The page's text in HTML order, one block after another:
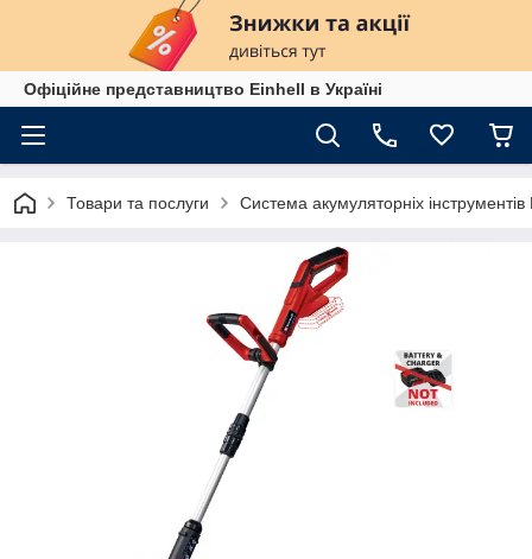
Офіційне представництво Einhell в Україні
Товари та послуги Система акумуляторніх